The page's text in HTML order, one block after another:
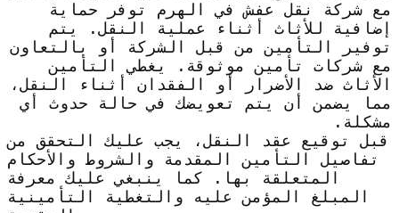
مع شركة نقل عفش في الهرم توفر حماية
إضافية للأثاث أثناء عملية النقل. يتم
توفير التأمين من قبل الشركة أو بالتعاون
مع شركات تأمين موثوقة. يغطي التأمين
الأثاث ضد الأضرار أو الفقدان أثناء النقل،
مما يضمن أن يتم تعويضك في حالة حدوث أي
مشكلة.
قبل توقيع عقد النقل، يجب عليك التحقق من
تفاصيل التأمين المقدمة والشروط والأحكام
المتعلقة بها. كما ينبغي عليك معرفة
المبلغ المؤمن عليه والتغطية التأمينية